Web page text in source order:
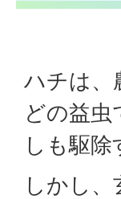
ハチは、
どの益
しも駆除
しかし